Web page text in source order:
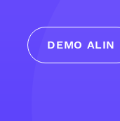
DEMO ALIN